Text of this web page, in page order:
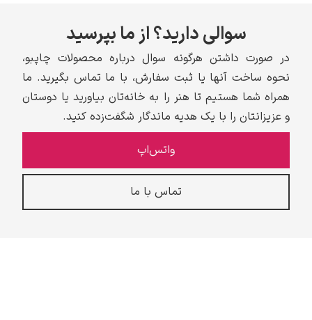
سوالی دارید؟ از ما بپرسید
در صورت داشتن هرگونه سوال درباره محصولات چاپبو،
نحوه ساخت آنها یا ثبت سفارش، با ما تماس بگیرید. ما
همراه شما هستیم تا هنر را به خانه‌تان بیاورید یا دوستان
و عزیزانتان را با یک هدیه ماندگار شگفت‌زده کنید.
واتس‌اپ
تماس با ما